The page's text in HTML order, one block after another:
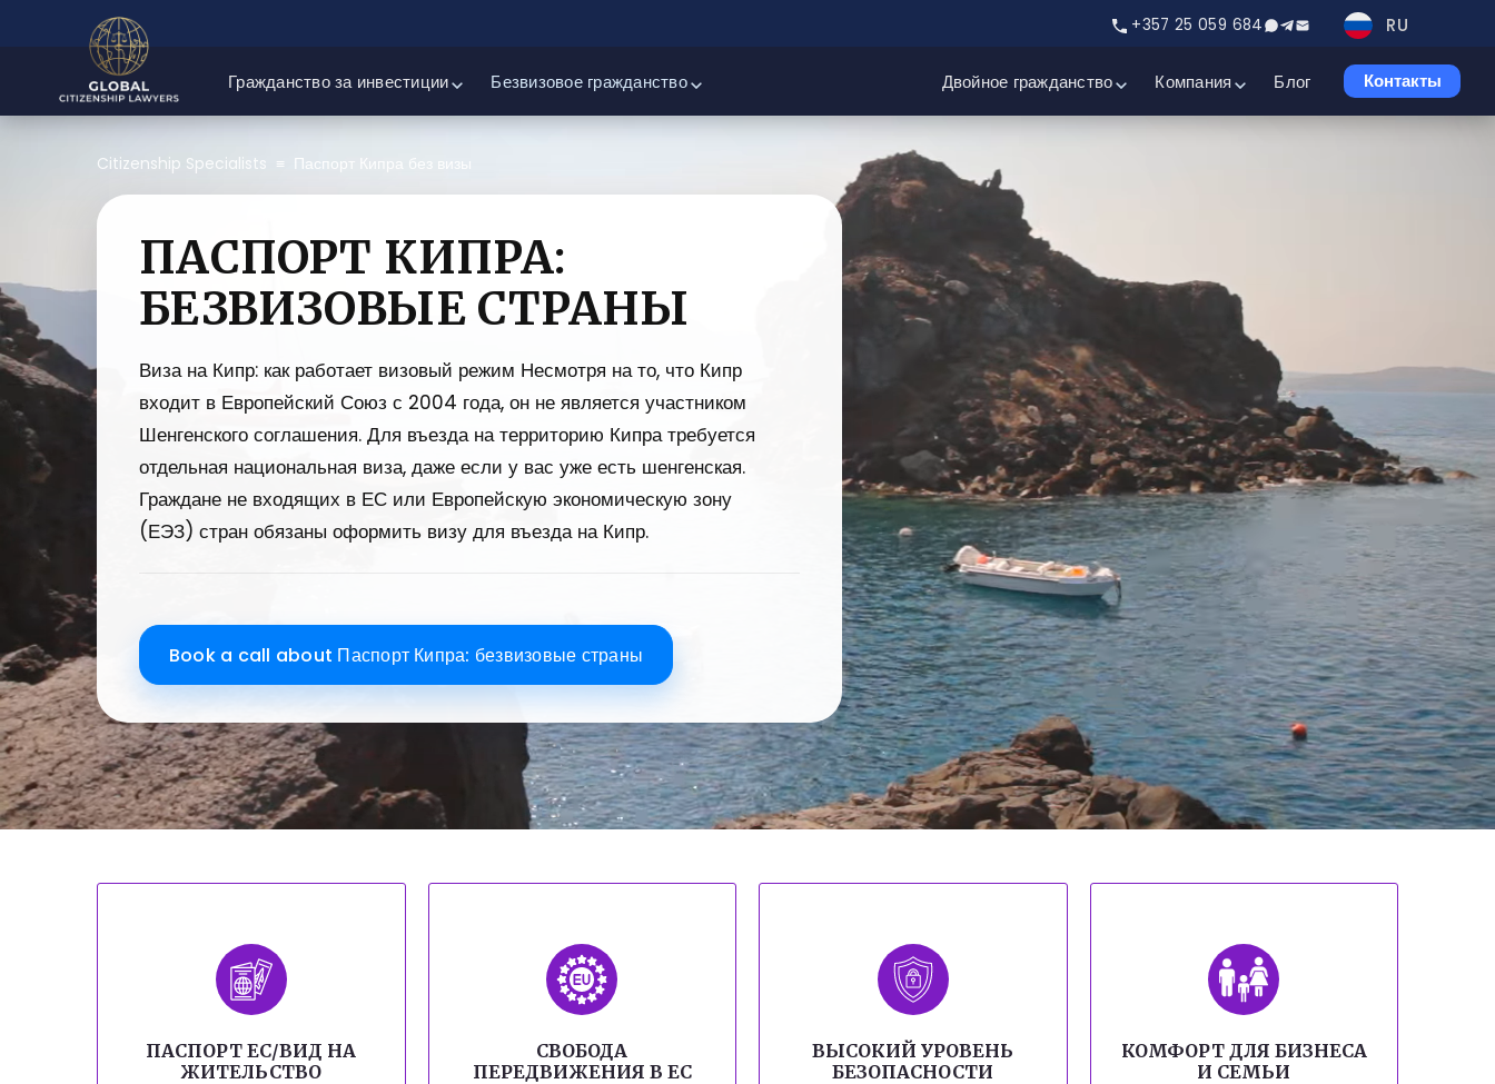
+357 25 059 684 RU
Гражданство за инвестиции Безвизовое гражданство Двойное гражданство Компания Блог Контакты
Citizenship Specialists ≡ Паспорт Кипра без визы
ПАСПОРТ КИПРА:
БЕЗВИЗОВЫЕ СТРАНЫ
Виза на Кипр: как работает визовый режим Несмотря на то, что Кипр
входит в Европейский Союз с 2004 года, он не является участником
Шенгенского соглашения. Для въезда на территорию Кипра требуется
отдельная национальная виза, даже если у вас уже есть шенгенская.
Граждане не входящих в ЕС или Европейскую экономическую зону
(ЕЭЗ) стран обязаны оформить визу для въезда на Кипр.
Book a call about Паспорт Кипра: безвизовые страны
ПАСПОРТ ЕС/ВИД НА
ЖИТЕЛЬСТВО
СВОБОДА
ПЕРЕДВИЖЕНИЯ В ЕС
ВЫСОКИЙ УРОВЕНЬ
БЕЗОПАСНОСТИ
КОМФОРТ ДЛЯ БИЗНЕСА
И СЕМЬИ